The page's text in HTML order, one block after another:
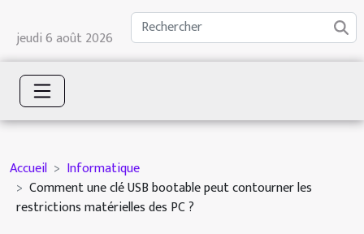
jeudi 6 août 2026
Accueil
Informatique
Comment une clé USB bootable peut contourner les
restrictions matérielles des PC ?